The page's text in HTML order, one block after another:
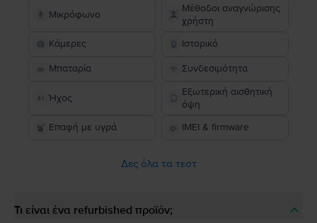
Μικρόφωνο
Μέθοδοι αναγνώρισης
χρήστη
Κάμερες
Ιστορικό
Μπαταρία Συνδεσιμότητα
Ήχος
Εξωτερική αισθητική
όψη
Επαφή με υγρά
IMEI & firmware
Δες όλα τα τεστ
Τι είναι ένα refurbished προϊόν;